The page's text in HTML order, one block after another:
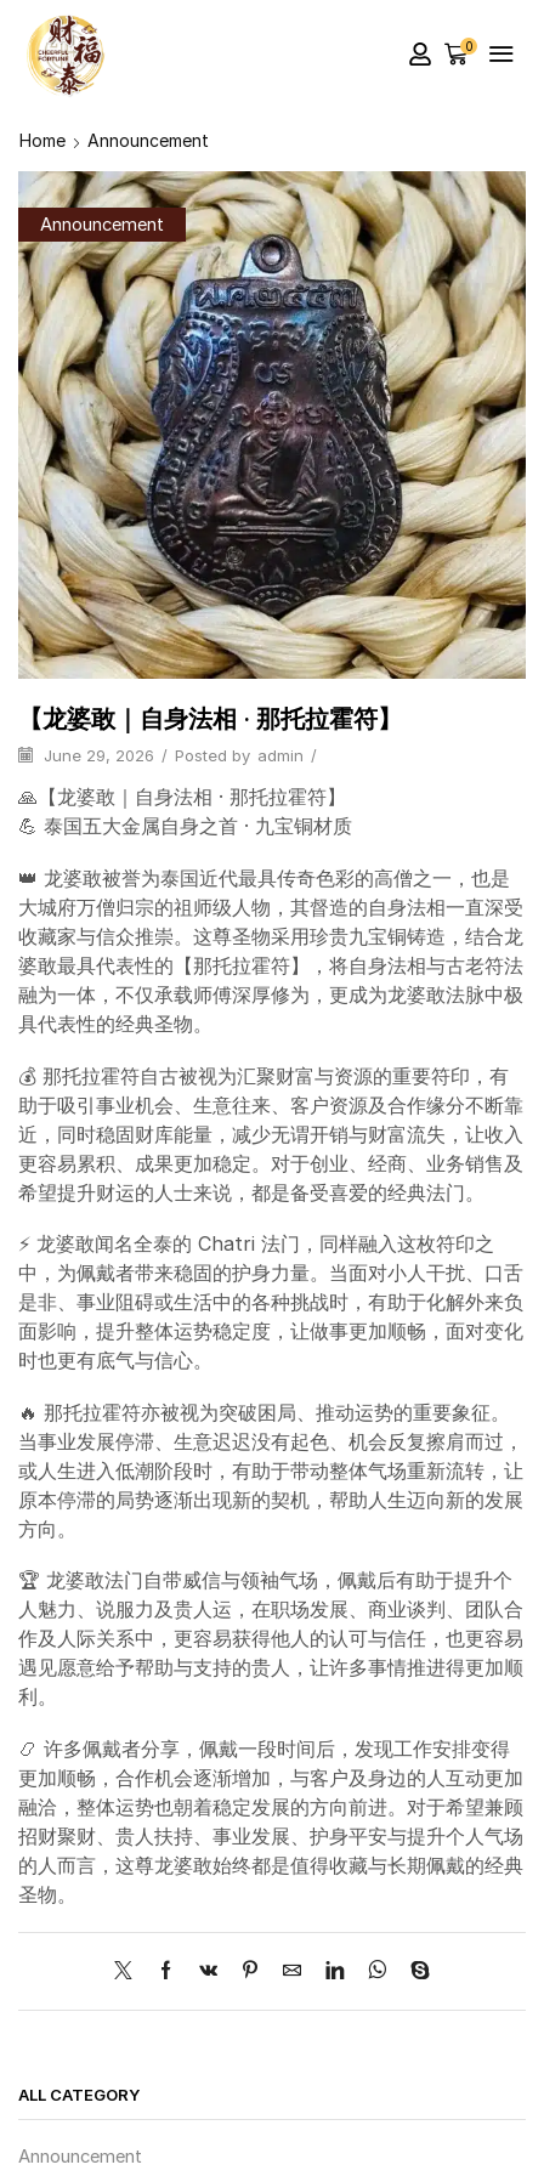
0
Home Announcement
Announcement
【龙婆敢｜自身法相 · 那托拉霍符】
June 29, 2026 / Posted by admin /
🙏【龙婆敢｜自身法相 · 那托拉霍符】
💪 泰国五大金属自身之首 · 九宝铜材质
👑 龙婆敢被誉为泰国近代最具传奇色彩的高僧之一，也是
大城府万僧归宗的祖师级人物，其督造的自身法相一直深受
收藏家与信众推崇。这尊圣物采用珍贵九宝铜铸造，结合龙
婆敢最具代表性的【那托拉霍符】，将自身法相与古老符法
融为一体，不仅承载师傅深厚修为，更成为龙婆敢法脉中极
具代表性的经典圣物。
💰 那托拉霍符自古被视为汇聚财富与资源的重要符印，有
助于吸引事业机会、生意往来、客户资源及合作缘分不断靠
近，同时稳固财库能量，减少无谓开销与财富流失，让收入
更容易累积、成果更加稳定。对于创业、经商、业务销售及
希望提升财运的人士来说，都是备受喜爱的经典法门。
⚡ 龙婆敢闻名全泰的 Chatri 法门，同样融入这枚符印之
中，为佩戴者带来稳固的护身力量。当面对小人干扰、口舌
是非、事业阻碍或生活中的各种挑战时，有助于化解外来负
面影响，提升整体运势稳定度，让做事更加顺畅，面对变化
时也更有底气与信心。
🔥 那托拉霍符亦被视为突破困局、推动运势的重要象征。
当事业发展停滞、生意迟迟没有起色、机会反复擦肩而过，
或人生进入低潮阶段时，有助于带动整体气场重新流转，让
原本停滞的局势逐渐出现新的契机，帮助人生迈向新的发展
方向。
🏆 龙婆敢法门自带威信与领袖气场，佩戴后有助于提升个
人魅力、说服力及贵人运，在职场发展、商业谈判、团队合
作及人际关系中，更容易获得他人的认可与信任，也更容易
遇见愿意给予帮助与支持的贵人，让许多事情推进得更加顺
利。
📿 许多佩戴者分享，佩戴一段时间后，发现工作安排变得
更加顺畅，合作机会逐渐增加，与客户及身边的人互动更加
融洽，整体运势也朝着稳定发展的方向前进。对于希望兼顾
招财聚财、贵人扶持、事业发展、护身平安与提升个人气场
的人而言，这尊龙婆敢始终都是值得收藏与长期佩戴的经典
圣物。
ALL CATEGORY
Announcement